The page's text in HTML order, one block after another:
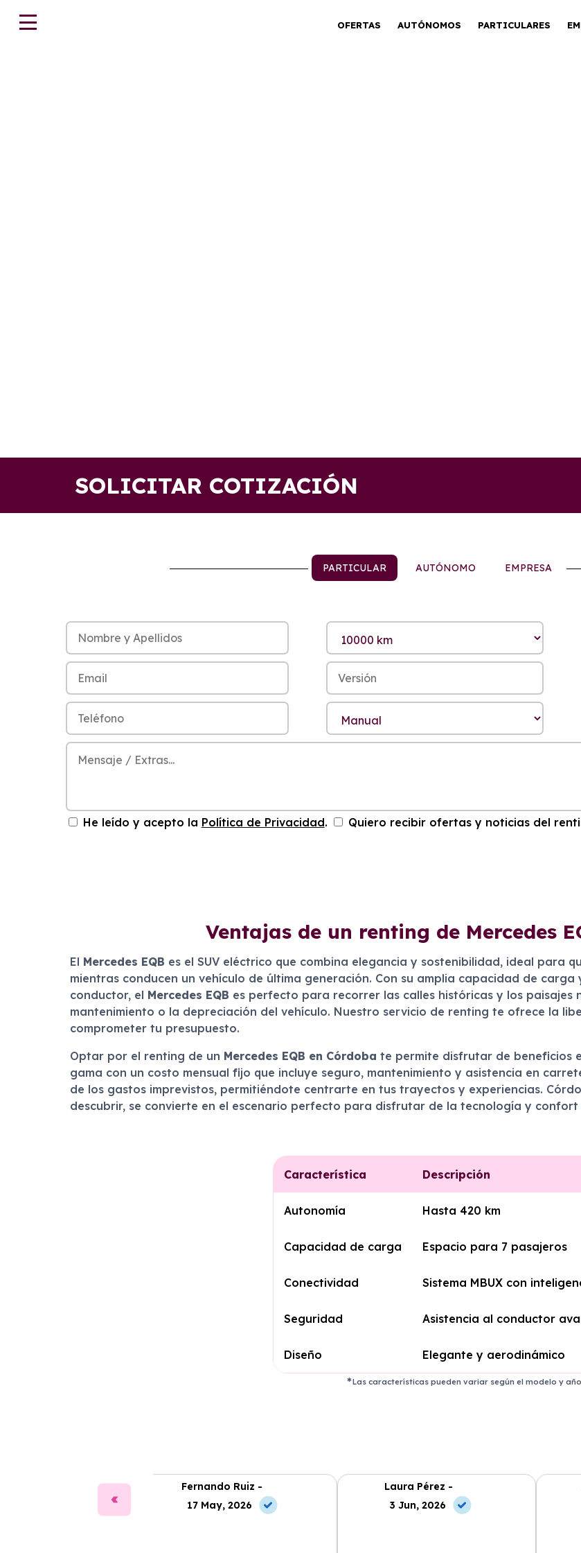
OFERTAS AUTÓNOMOS PARTICULARES
SOLICITAR COTIZACIÓN
PARTICULAR AUTÓNOMO EMPRESA
He leído y acepto la Política de Privacidad. Quiero recibir ofertas y noticias del
Ventajas de un renting de Mercedes
El Mercedes EQB es el SUV eléctrico que combina elegancia y sostenibilidad, ideal para
mientras conducen un vehículo de última generación. Con su amplia capacidad de
conductor, el Mercedes EQB es perfecto para recorrer las calles históricas y los
mantenimiento o la depreciación del vehículo. Nuestro servicio de renting te ofrece la
comprometer tu presupuesto.
Optar por el renting de un Mercedes EQB en Córdoba te permite disfrutar de beneficios
gama con un costo mensual fijo que incluye seguro, mantenimiento y asistencia en
de los gastos imprevistos, permitiéndote centrarte en tus trayectos y experiencias.
descubrir, se convierte en el escenario perfecto para disfrutar de la tecnología y confort
Característica Descripción
Autonomía Hasta 420 km
Capacidad de carga Espacio para 7 pasajeros
Conectividad Sistema MBUX con
Seguridad Asistencia al conductor
Diseño Elegante y aerodinámico
Las características pueden variar según el modelo y
Fernando Ruiz -
17 May, 2026
Laura Pérez -
3 Jun, 2026